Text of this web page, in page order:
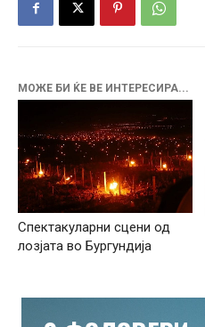
МОЖЕ БИ ЌЕ ВЕ ИНТЕРЕСИРА...
Спектакуларни сцени од
лозјата во Бургундија